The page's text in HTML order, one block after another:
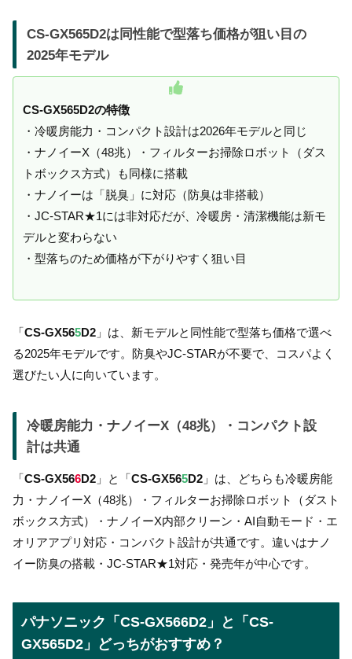
CS-GX565D2は同性能で型落ち価格が狙い目の
2025年モデル
CS-GX565D2の特徴
・冷暖房能力・コンパクト設計は2026年モデルと同じ
・ナノイーX（48兆）・フィルターお掃除ロボット（ダス
トボックス方式）も同様に搭載
・ナノイーは「脱臭」に対応（防臭は非搭載）
・JC-STAR★1には非対応だが、冷暖房・清潔機能は新モ
デルと変わらない
・型落ちのため価格が下がりやすく狙い目
「CS-GX565D2 」は、新モデルと同性能で型落ち価格で選べ
る2025年モデルです。防臭やJC-STARが不要で、コスパよく
選びたい人に向いています。
冷暖房能力・ナノイーX（48兆）・コンパクト設
計は共通
「CS-GX566D2 」と「CS-GX565D2 」は、どちらも冷暖房能
力・ナノイーX（48兆）・フィルターお掃除ロボット（ダスト
ボックス方式）・ナノイーX内部クリーン・AI自動モード・エ
オリアアプリ対応・コンパクト設計が共通です。違いはナノ
イー防臭の搭載・JC-STAR★1対応・発売年が中心です。
パナソニック「CS-GX566D2」と「CS-
GX565D2」どっちがおすすめ？